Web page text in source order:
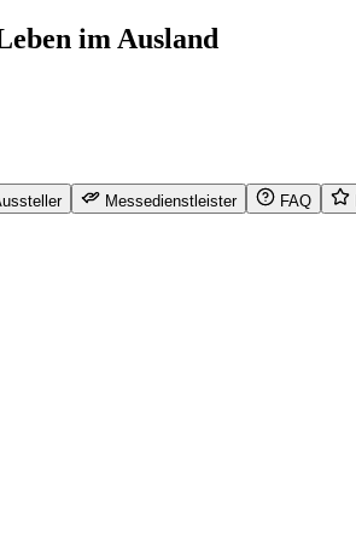
im Ausland
Messedienstleister FAQ